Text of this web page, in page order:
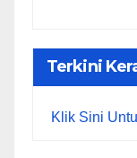
Terkini
Klik Sini